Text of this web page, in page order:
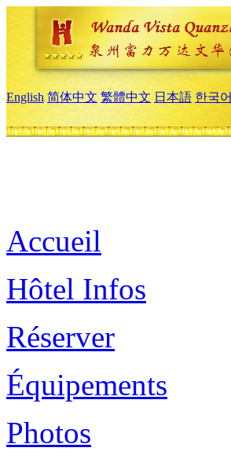
English 简体中文 繁體中文 日本語 한국어
Accueil
Hôtel Infos
Réserver
Équipements
Photos